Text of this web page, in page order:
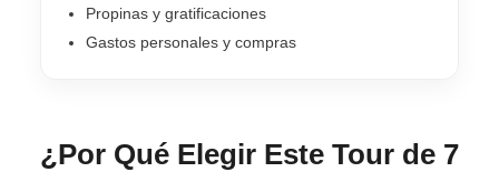
Propinas y gratificaciones
Gastos personales y compras
¿Por Qué Elegir Este Tour de 7